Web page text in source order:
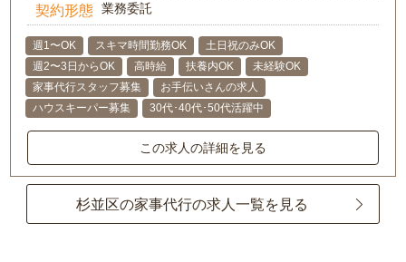
契約形態 業務委託
週1〜OK スキマ時間勤務OK
土日祝のみOK
週2〜3日からOK
高時給 扶養内OK
未経験OK
家事代行スタッフ募集
お手伝いさんの求人
ハウスキーパー募集
30代･40代･50代活躍中
この求人の詳細を見る
杉並区の家事代行の求人一覧を見る